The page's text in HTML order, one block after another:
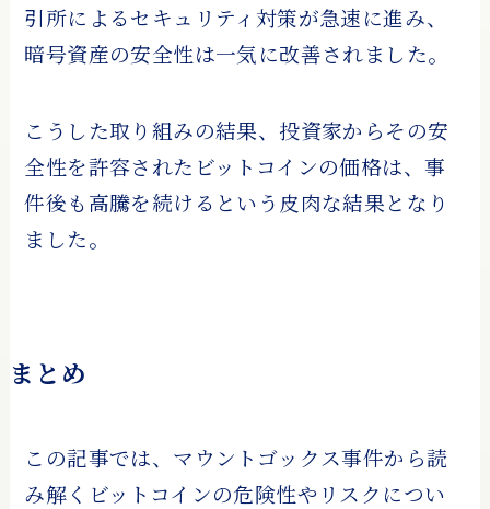
引所によるセキュリティ対策が急速に進み、
暗号資産の安全性は一気に改善されました。
こうした取り組みの結果、投資家からその安
全性を許容されたビットコインの価格は、事
件後も高騰を続けるという皮肉な結果となり
ました。
まとめ
この記事では、マウントゴックス事件から読
み解くビットコインの危険性やリスクについ